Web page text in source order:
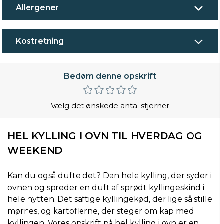
Allergener
Kostretning
Bedøm denne opskrift
Vælg det ønskede antal stjerner
HEL KYLLING I OVN TIL HVERDAG OG
WEEKEND
Kan du også dufte det? Den hele kylling, der syder i
ovnen og spreder en duft af sprødt kyllingeskind i
hele hytten. Det saftige kyllingekød, der lige så stille
mørnes, og kartoflerne, der steger om kap med